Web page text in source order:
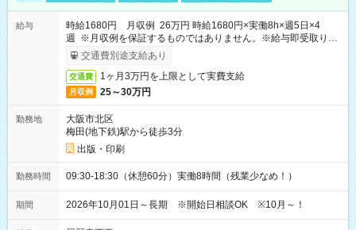
給与
時給1680円 月収例 26万円 時給1680円×実働8h×週5日×4
週 ※月収例を保証するものではありません。※給与即受取りサ
ービス利用可（利用条件有）
交通費別途支給あり
交通費 1ヶ月3万円を上限として実費支給
月収例 25～30万円
勤務地
大阪市北区
梅田(地下鉄)駅から徒歩3分
出版・印刷
勤務時間 09:30-18:30（休憩60分）実働8時間（残業少なめ！）
期間 2026年10月01日～長期 ※開始日相談OK ※10月～！